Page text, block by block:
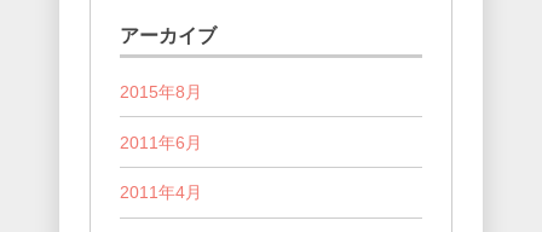
アーカイブ
2015年8月
2011年6月
2011年4月